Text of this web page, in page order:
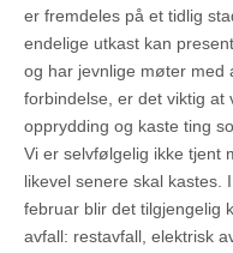
er fremdeles på et tidlig
endelige utkast kan
og har jevnlige møter med
forbindelse, er det viktig at
opprydding og kaste ting
Vi er selvfølgelig ikke tjent
likevel senere skal kastes.
februar blir det tilgjengelig
avfall: restavfall, elektrisk